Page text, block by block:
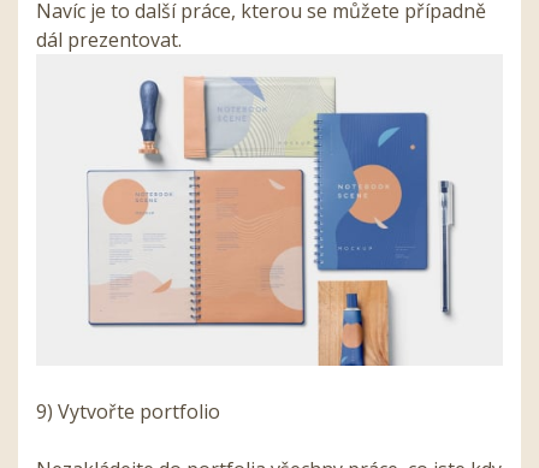
Navíc je to další práce, kterou se můžete případně
dál prezentovat.
9) Vytvořte portfolio